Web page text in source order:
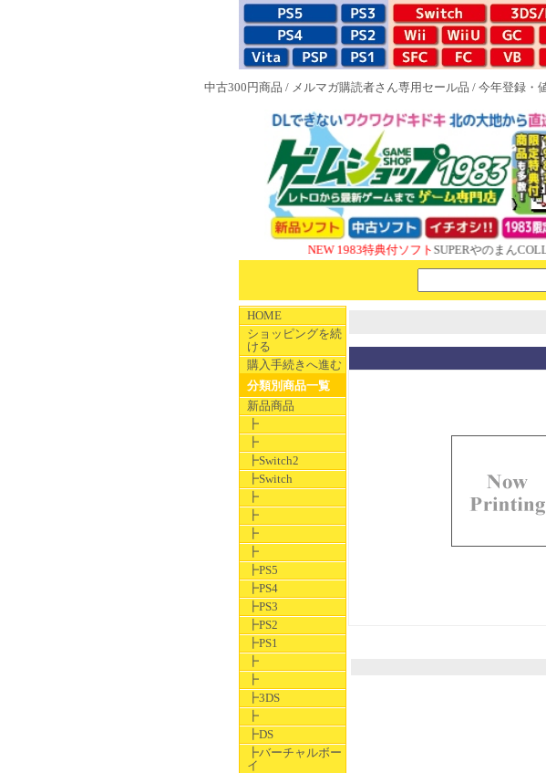
中古300円商品 / メルマガ購読者さん専用セール品 / 今年登録・
NEW 1983特典付ソフトSUPERやのまん
HOME
ショッピングを続
ける
購入手続きへ進む
分類別商品一覧
新品商品
┣
┣
┣Switch2
┣Switch
┣
┣
┣
┣
┣PS5
┣PS4
┣PS3
┣PS2
┣PS1
┣
┣
┣3DS
┣
┣DS
┣バーチャルボー
イ